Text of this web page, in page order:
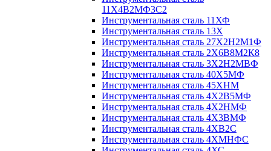
11Х4В2МФ3С2
Инструментальная сталь 11ХФ
Инструментальная сталь 13Х
Инструментальная сталь 27Х2Н2М1Ф
Инструментальная сталь 2Х6В8М2К8
Инструментальная сталь 3Х2Н2МВФ
Инструментальная сталь 40Х5МФ
Инструментальная сталь 45ХНМ
Инструментальная сталь 4Х2В5МФ
Инструментальная сталь 4Х2НМФ
Инструментальная сталь 4Х3ВМФ
Инструментальная сталь 4ХВ2С
Инструментальная сталь 4ХМНФС